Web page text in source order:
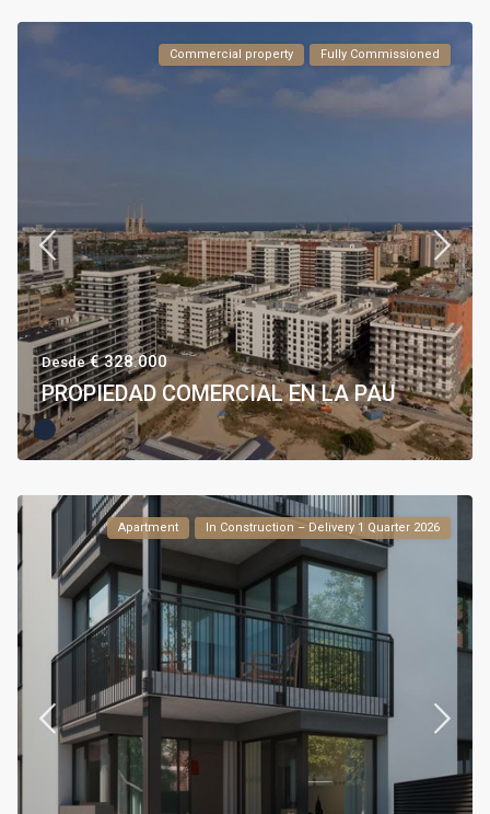
Commercial property Fully Commissioned
Desde€ 328.000
PROPIEDAD COMERCIAL EN LA PAU
Apartment In Construction – Delivery 1 Quarter 2026